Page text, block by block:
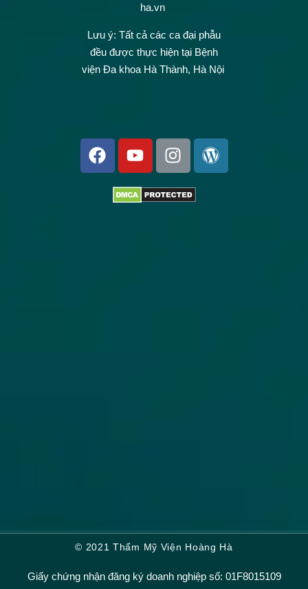
ha.vn
Lưu ý: Tất cả các ca đại phẫu
đều được thực hiện tại Bệnh
viện Đa khoa Hà Thành, Hà Nội
© 2021 Thẩm Mỹ Viện Hoàng Hà
Giấy chứng nhận đăng ký doanh nghiệp số: 01F8015109